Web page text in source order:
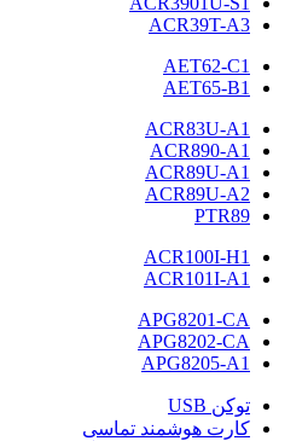
ACR39T-A3
AET62-C1
AET65-B1
ACR83U-A1
ACR890-A1
ACR89U-A1
ACR89U-A2
PTR89
ACR100I-H1
ACR101I-A1
APG8201-CA
APG8202-CA
APG8205-A1
توکن USB
کارت هوشمند تماسی